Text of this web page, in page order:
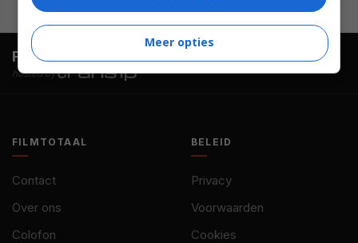
FilmTotaal.
hosted by
FILMTOTAAL
Contact
Over ons
Colofon
BELEID
Privacy
Voorwaarden
Cookies
Meer opties